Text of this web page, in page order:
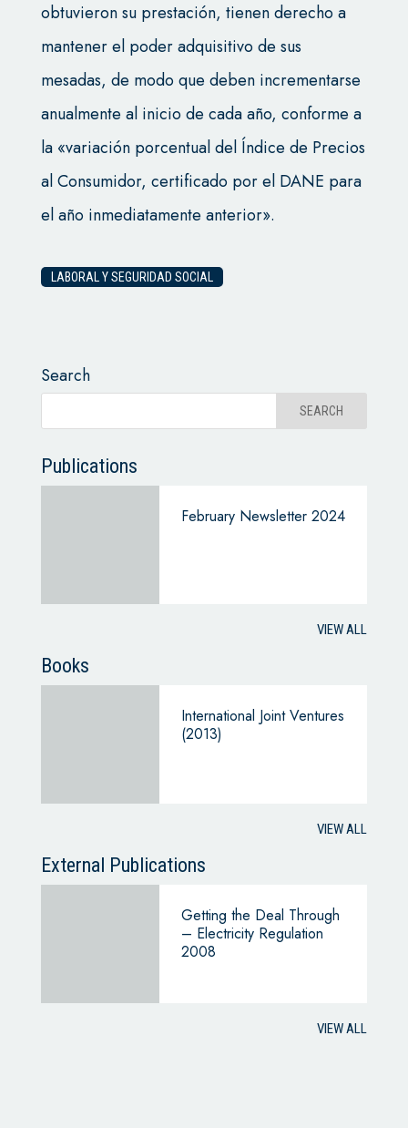
obtuvieron su prestación, tienen derecho a
mantener el poder adquisitivo de sus
mesadas, de modo que deben incrementarse
anualmente al inicio de cada año, conforme a
la «variación porcentual del Índice de Precios
al Consumidor, certificado por el DANE para
el año inmediatamente anterior».
LABORAL Y SEGURIDAD SOCIAL
Search
Publications
February Newsletter 2024
VIEW ALL
Books
International Joint Ventures
(2013)
VIEW ALL
External Publications
Getting the Deal Through
– Electricity Regulation
2008
VIEW ALL